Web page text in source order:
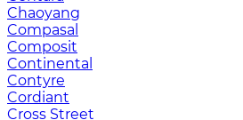
Chaoyang
Compasal
Composit
Continental
Contyre
Cordiant
Cross Street